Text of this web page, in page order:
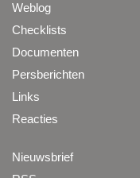
Weblog
Checklists
Documenten
Persberichten
Links
Reacties
Nieuwsbrief